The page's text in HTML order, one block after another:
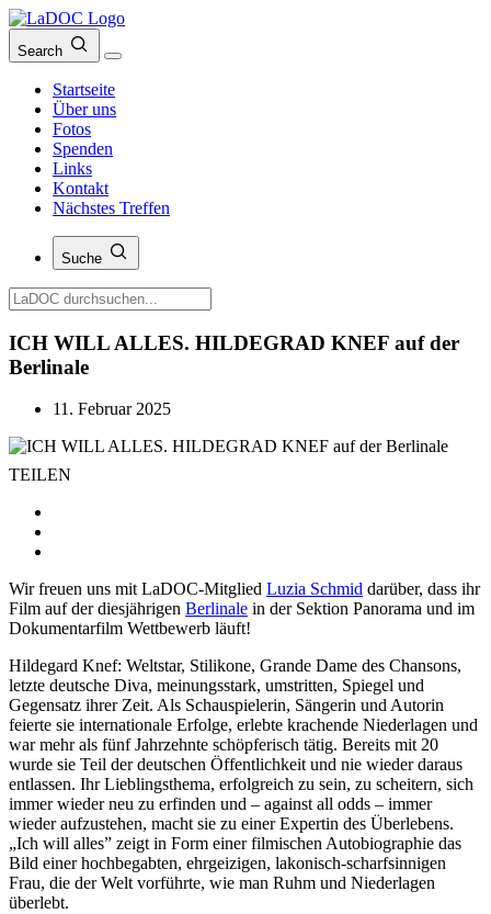
Search
Startseite
Über uns
Fotos
Spenden
Links
Kontakt
Nächstes Treffen
Suche
ICH WILL ALLES. HILDEGRAD KNEF auf der
Berlinale
11. Februar 2025
TEILEN
Wir freuen uns mit LaDOC-Mitglied Luzia Schmid darüber, dass ihr
Film auf der diesjährigen Berlinale in der Sektion Panorama und im
Dokumentarfilm Wettbewerb läuft!
Hildegard Knef: Weltstar, Stilikone, Grande Dame des Chansons,
letzte deutsche Diva, meinungsstark, umstritten, Spiegel und
Gegensatz ihrer Zeit. Als Schauspielerin, Sängerin und Autorin
feierte sie internationale Erfolge, erlebte krachende Niederlagen und
war mehr als fünf Jahrzehnte schöpferisch tätig. Bereits mit 20
wurde sie Teil der deutschen Öffentlichkeit und nie wieder daraus
entlassen. Ihr Lieblingsthema, erfolgreich zu sein, zu scheitern, sich
immer wieder neu zu erfinden und – against all odds – immer
wieder aufzustehen, macht sie zu einer Expertin des Überlebens.
„Ich will alles” zeigt in Form einer filmischen Autobiographie das
Bild einer hochbegabten, ehrgeizigen, lakonisch-scharfsinnigen
Frau, die der Welt vorführte, wie man Ruhm und Niederlagen
überlebt.